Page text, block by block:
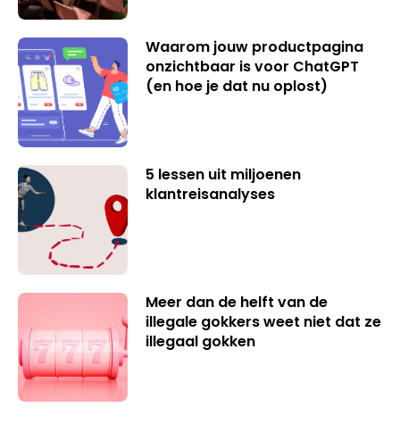
Waarom jouw productpagina
onzichtbaar is voor ChatGPT
(en hoe je dat nu oplost)
5 lessen uit miljoenen
klantreisanalyses
Meer dan de helft van de
illegale gokkers weet niet dat ze
illegaal gokken